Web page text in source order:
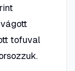
tofuval